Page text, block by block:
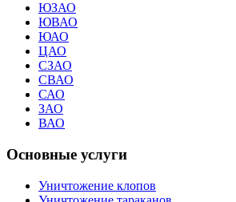
ЮЗАО
ЮВАО
ЮАО
ЦАО
СЗАО
СВАО
САО
ЗАО
ВАО
Основные услуги
Уничтожение клопов